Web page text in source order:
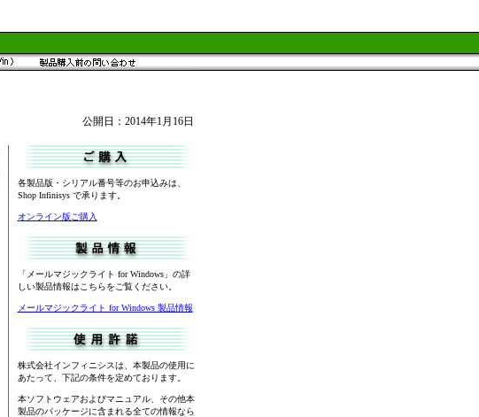
公開日：2014年1月16日
各製品版・シリアル番号等のお申込みは、
Shop Infinisys で承ります。
オンライン版ご購入
「メールマジックライト for Windows」の詳
しい製品情報はこちらをご覧ください。
メールマジックライト for Windows 製品情報
株式会社インフィニシスは、本製品の使用に
あたって、下記の条件を定めております。
本ソフトウェアおよびマニュアル、その他本
製品のパッケージに含まれる全ての情報なら